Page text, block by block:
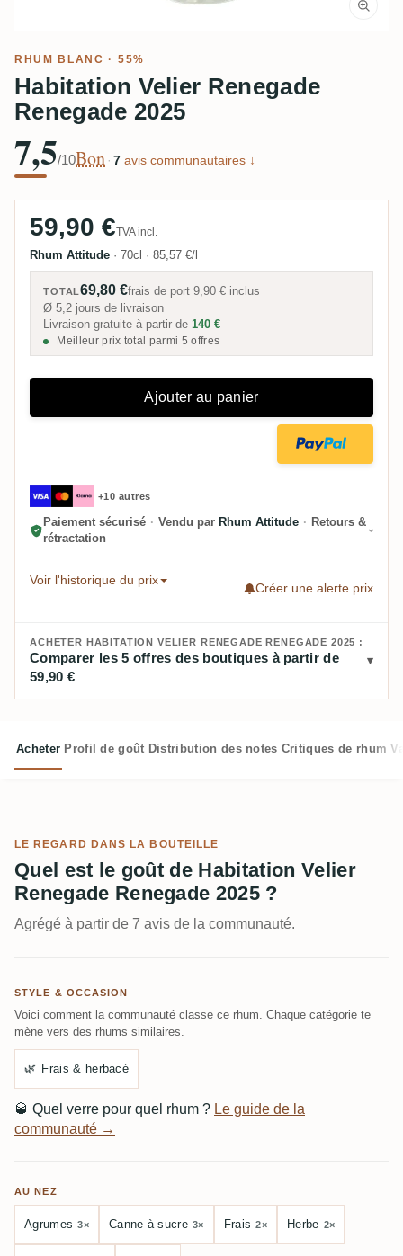
RHUM BLANC · 55%
Habitation Velier Renegade
Renegade 2025
7,5/10Bon · 7 avis communautaires ↓
59,90 €TVA incl.
Rhum Attitude · 70cl · 85,57 €/l
TOTAL69,80 €frais de port9,90 € inclus
Ø 5,2 jours de livraison
Livraison gratuite à partir de 140 €
Meilleur prix total parmi 5 offres
Ajouter au panier
+10 autres
Paiement sécurisé · Vendu par Rhum Attitude · Retours &
rétractation
Voir l'historique du prix
Créer une alerte prix
ACHETER HABITATION VELIER RENEGADE RENEGADE 2025 :
Comparer les 5 offres des boutiques à partir de
59,90 €
Acheter Profil de goût Distribution des notes Critiques de rhum
LE REGARD DANS LA BOUTEILLE
Quel est le goût de Habitation Velier
Renegade Renegade 2025 ?
Agrégé à partir de 7 avis de la communauté.
STYLE & OCCASION
Voici comment la communauté classe ce rhum. Chaque catégorie te
mène vers des rhums similaires.
🌿 Frais & herbacé
🥃 Quel verre pour quel rhum ? Le guide de la
communauté →
AU NEZ
Agrumes 3× Canne à sucre 3× Frais 2× Herbe 2×